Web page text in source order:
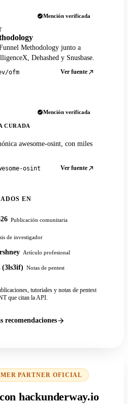
Mención verificada
Methodology junto a
Dehashed y Snusbase.
ofm Ver fuente
Mención verificada
CURADA
awesome-osint, con miles
osint Ver fuente
EN
Publicación comunitaria
de investigador
Artículo profesional
(3ls3if) Notas de pentest
tutoriales y notas de pentest
que citan la API.
recomendaciones
PARTNER OFICIAL
hackunderway.io